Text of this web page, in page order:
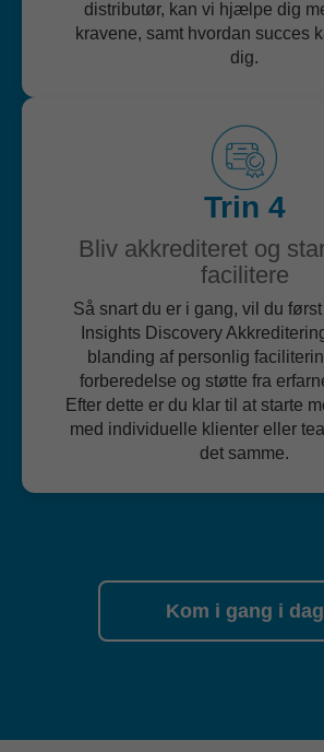
distributør, kan vi hjælpe dig
kravene, samt hvordan succes
dig.
Trin 4
Bliv akkrediteret og
facilitere
Så snart du er i gang, vil du
Insights Discovery
blanding af personlig
forberedelse og støtte fra
Efter dette er du klar til at starte
med individuelle klienter eller
det samme.
Kom i gang i dag